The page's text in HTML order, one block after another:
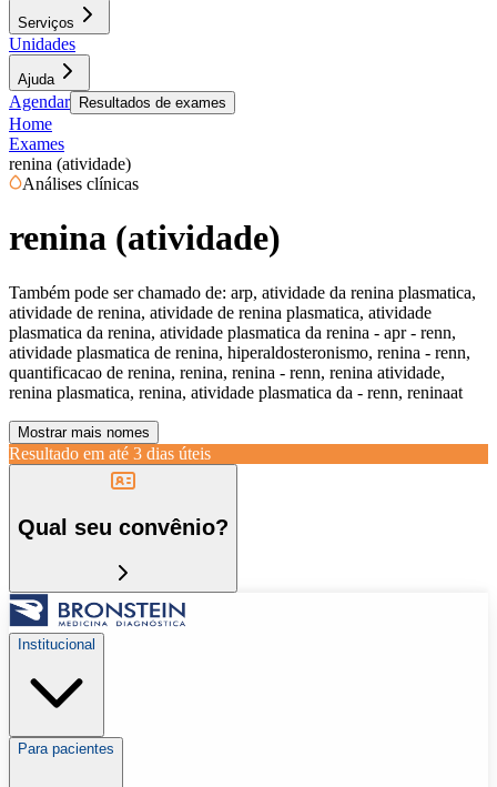
Serviços
Unidades
Ajuda
Agendar Resultados de exames
Home
Exames
renina (atividade)
Análises clínicas
renina (atividade)
Também pode ser chamado de: arp, atividade da renina plasmatica,
atividade de renina, atividade de renina plasmatica, atividade
plasmatica da renina, atividade plasmatica da renina - apr - renn,
atividade plasmatica de renina, hiperaldosteronismo, renina - renn,
quantificacao de renina, renina, renina - renn, renina atividade,
renina plasmatica, renina, atividade plasmatica da - renn, reninaat
Mostrar mais nomes
Resultado em até 3 dias úteis
Qual seu convênio?
Institucional
Para pacientes